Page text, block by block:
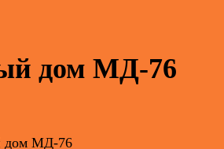
дом МД-76
дом МД-76